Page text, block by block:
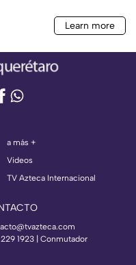
a más +
Videos
TV Azteca Internacional
1923 | Conmutador